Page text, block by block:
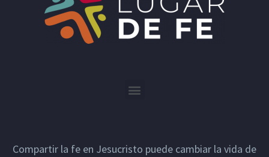
Compartir la fe en Jesucristo puede cambiar la vida de